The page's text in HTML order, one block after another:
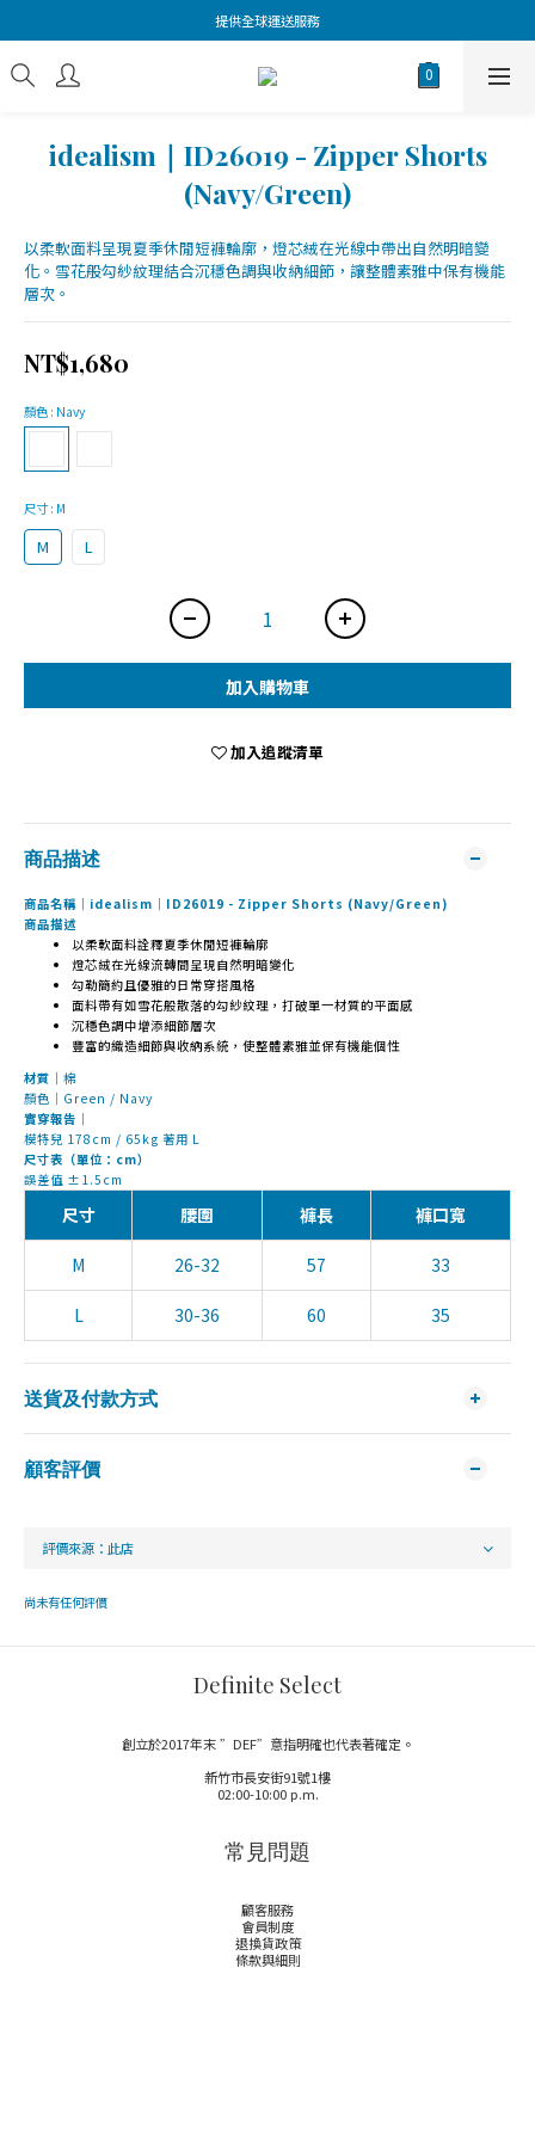
提供全球運送服務
idealism｜ID26019 - Zipper Shorts
(Navy/Green)
以柔軟面料呈現夏季休閒短褲輪廓，燈芯絨在光線中帶出自然明暗變
化。雪花般勾紗紋理結合沉穩色調與收納細節，讓整體素雅中保有機能
層次。
NT$1,680
顏色 : Navy
尺寸: M
M L
加入購物車
加入追蹤清單
商品描述
商品名稱｜idealism｜ID26019 - Zipper Shorts (Navy/Green)
商品描述
以柔軟面料詮釋夏季休閒短褲輪廓
燈芯絨在光線流轉間呈現自然明暗變化
勾勒簡約且優雅的日常穿搭風格
面料帶有如雪花般散落的勾紗紋理，打破單一材質的平面感
沉穩色調中增添細節層次
豐富的織造細節與收納系統，使整體素雅並保有機能個性
材質｜ 棉
顏色｜Green / Navy
實穿報告｜
模特兒 178cm / 65kg 著用 L
尺寸表（單位：cm）
誤差值 ±1.5cm
尺寸 腰圍 褲長 褲口寬
M 26-32 57 33
L 30-36 60 35
送貨及付款方式
顧客評價
尚未有任何評價
Definite Select
創立於2017年末 ”DEF”意指明確也代表著確定。
新竹市長安街91號1樓
02:00-10:00 p.m.
常見問題
顧客服務
會員制度
退換貨政策
條款與細則